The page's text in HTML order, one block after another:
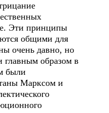
Эти принципы
общими для
очень давно, но
главным образом в
были
Марксом и